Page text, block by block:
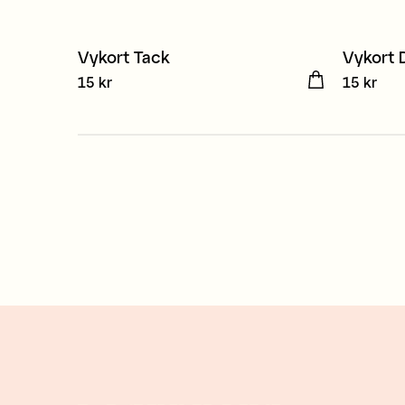
Vykort Tack
Pris:
15 kr
Vykort
Pris:
15 kr